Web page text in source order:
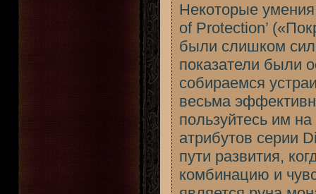
Некоторые
of Protection’
были слишком
показатели были
собираемся
весьма
пользуйтесь им
атрибутов серии
пути развития,
комбинацию и